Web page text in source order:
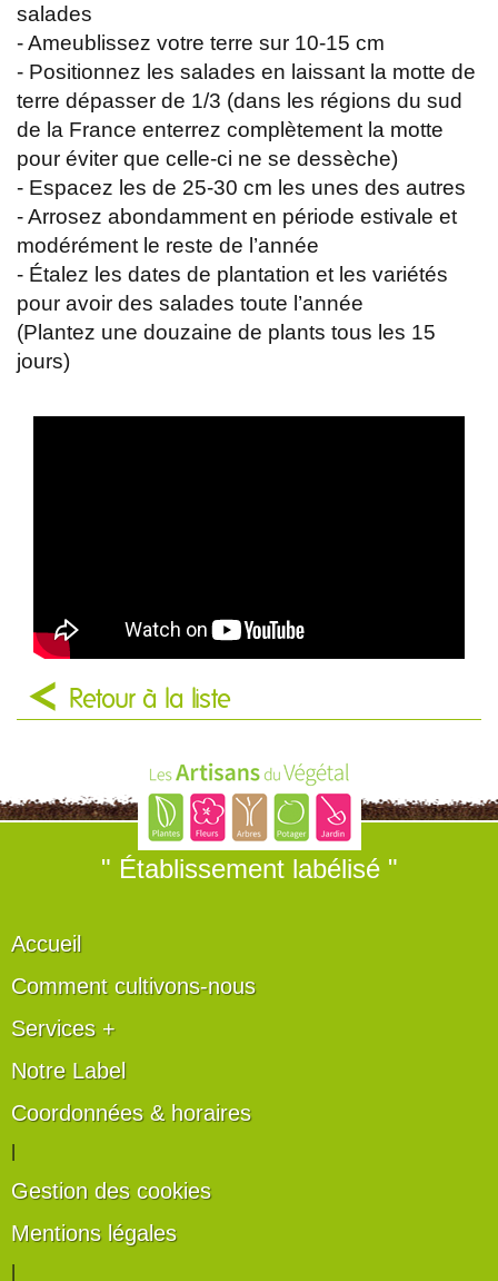
salades
- Ameublissez votre terre sur 10-15 cm
- Positionnez les salades en laissant la motte de
terre dépasser de 1/3 (dans les régions du sud
de la France enterrez complètement la motte
pour éviter que celle-ci ne se dessèche)
- Espacez les de 25-30 cm les unes des autres
- Arrosez abondamment en période estivale et
modérément le reste de l’année
- Étalez les dates de plantation et les variétés
pour avoir des salades toute l’année
(Plantez une douzaine de plants tous les 15
jours)
Retour à la liste
" Établissement labélisé "
Accueil
Comment cultivons-nous
Services +
Notre Label
Coordonnées & horaires
Gestion des cookies
Mentions légales